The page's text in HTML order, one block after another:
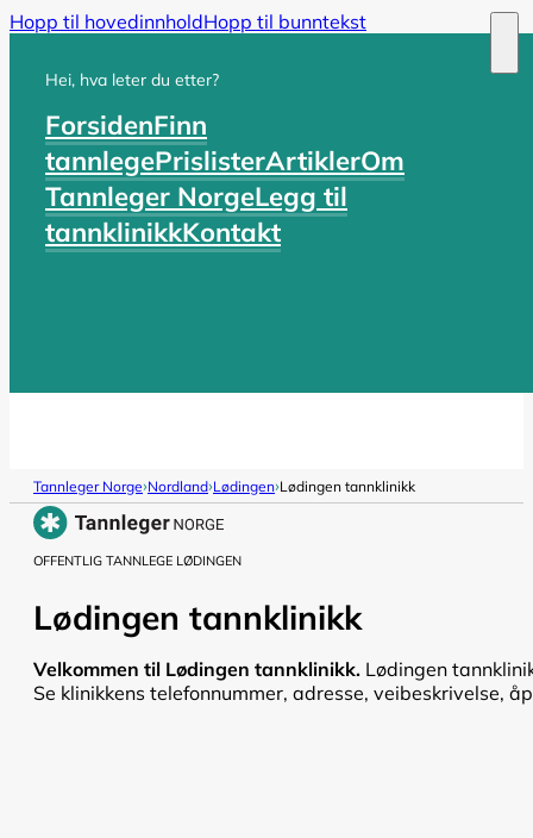
Hopp til hovedinnholdHopp til bunntekst
Hei, hva leter du etter?
ForsidenFinn
tannlegePrislisterArtiklerOm
Tannleger NorgeLegg til
tannklinikkKontakt
Tannleger Norge›Nordland›Lødingen›Lødingen tannklinikk
OFFENTLIG TANNLEGE LØDINGEN
Lødingen tannklinikk
Velkommen til Lødingen tannklinikk. Lødingen
Se klinikkens telefonnummer, adresse, veibeskrivelse,